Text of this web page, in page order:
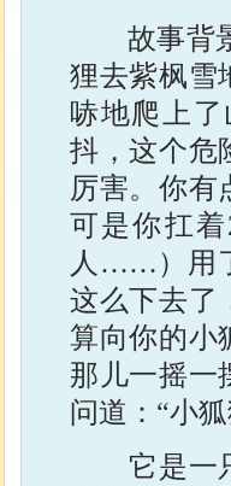
故事背景
狸去紫枫雪
哧地爬上
抖，这个危
厉害。你有
可是你扛
人……）用
这么下去了
算向你的小
那儿一摇一
问道：“小
它是一只